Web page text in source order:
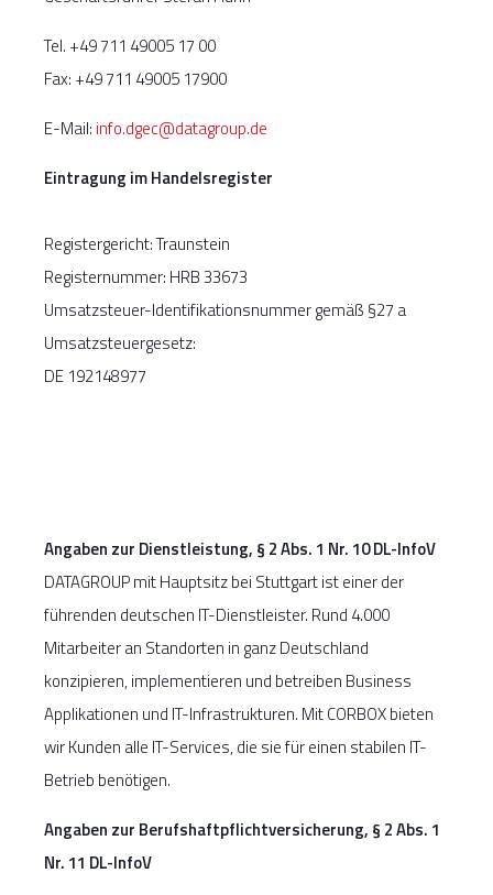
Tel. +49 711 49005 17 00
Fax: +49 711 49005 17900
E-Mail: info.dgec@datagroup.de
Eintragung im Handelsregister
Registergericht: Traunstein
Registernummer: HRB 33673
Umsatzsteuer-Identifikationsnummer gemäß §27 a
Umsatzsteuergesetz:
DE 192148977
Angaben zur Dienstleistung, § 2 Abs. 1 Nr. 10 DL-InfoV
DATAGROUP mit Hauptsitz bei Stuttgart ist einer der
führenden deutschen IT-Dienstleister. Rund 4.000
Mitarbeiter an Standorten in ganz Deutschland
konzipieren, implementieren und betreiben Business
Applikationen und IT-Infrastrukturen. Mit CORBOX bieten
wir Kunden alle IT-Services, die sie für einen stabilen IT-
Betrieb benötigen.
Angaben zur Berufshaftpflichtversicherung, § 2 Abs. 1
Nr. 11 DL-InfoV